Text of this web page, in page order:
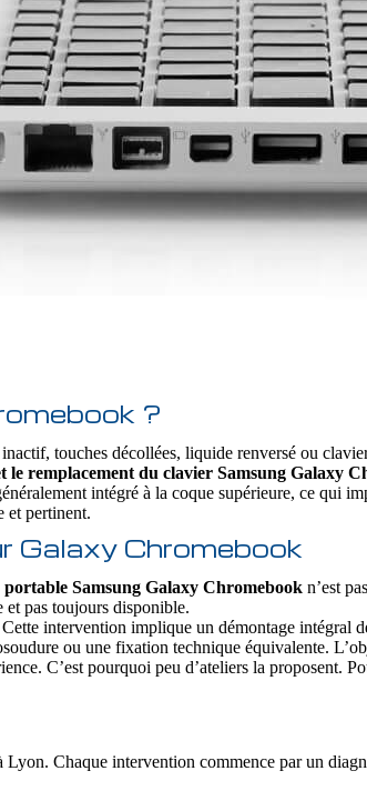
?
touches décollées, liquide renversé ou
le remplacement du clavier Samsung Galaxy
intégré à la coque supérieure, ce qui
et pertinent.
Galaxy Chromebook
Samsung Galaxy Chromebook n’est
et pas toujours disponible.
Cette intervention implique un démontage intégral
ou une fixation technique équivalente.
C’est pourquoi peu d’ateliers la proposent.
Lyon. Chaque intervention commence par un